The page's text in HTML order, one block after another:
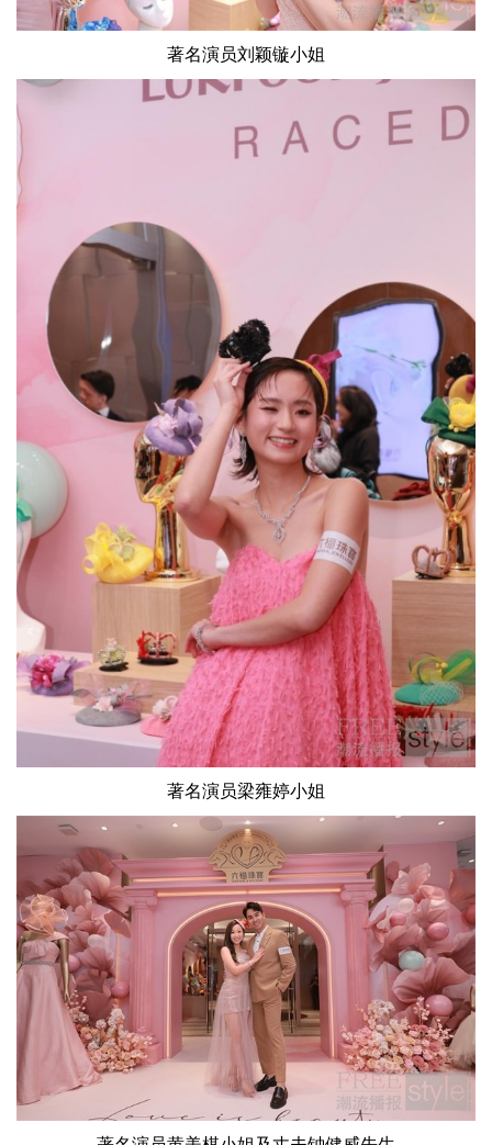
著名演员刘颖镟小姐
著名演员梁雍婷小姐